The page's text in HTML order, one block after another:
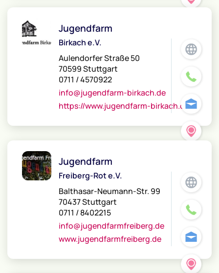
Jugendfarm
Birkach e.V.
Aulendorfer Straße 50
70599 Stuttgart
0711 / 4570922
info@jugendfarm-birkach.de
https://www.jugendfarm-birkach.de/
Jugendfarm
Freiberg-Rot e.V.
Balthasar-Neumann-Str. 99
70437 Stuttgart
0711 / 8402215
info@jugendfarmfreiberg.de
www.jugendfarmfreiberg.de